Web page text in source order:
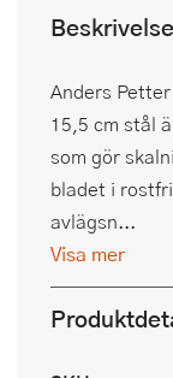
Beskrivelse
Anders
15,5 cm stål
som gör
bladet i
avlägsn...
Visa mer